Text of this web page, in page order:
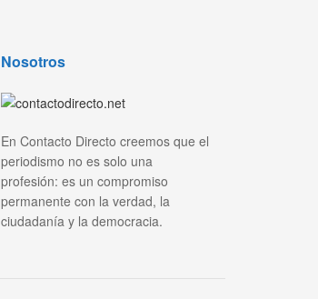
Nosotros
En Contacto Directo creemos que el
periodismo no es solo una
profesión: es un compromiso
permanente con la verdad, la
ciudadanía y la democracia.